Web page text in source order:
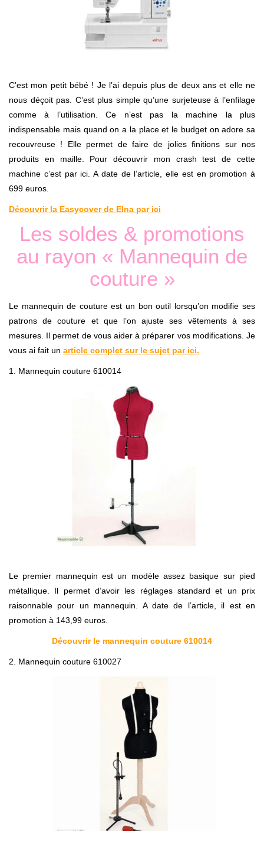
C’est mon petit bébé ! Je l’ai depuis plus de deux ans et elle ne
nous déçoit pas. C’est plus simple qu’une surjeteuse à l’enfilage
comme à l’utilisation. Ce n’est pas la machine la plus
indispensable mais quand on a la place et le budget on adore sa
recouvreuse ! Elle permet de faire de jolies finitions sur nos
produits en maille. Pour découvrir mon crash test de cette
machine c’est par ici. A date de l’article, elle est en promotion à
699 euros.
Découvrir la Easycover de Elna par ici
Les soldes & promotions
au rayon « Mannequin de
couture »
Le mannequin de couture est un bon outil lorsqu’on modifie ses
patrons de couture et que l’on ajuste ses vêtements à ses
mesures. Il permet de vous aider à préparer vos modifications. Je
vous ai fait un article complet sur le sujet par ici.
1. Mannequin couture 610014
Le premier mannequin est un modèle assez basique sur pied
métallique. Il permet d’avoir les réglages standard et un prix
raisonnable pour un mannequin. A date de l’article, il est en
promotion à 143,99 euros.
Découvrir le mannequin couture 610014
2. Mannequin couture 610027